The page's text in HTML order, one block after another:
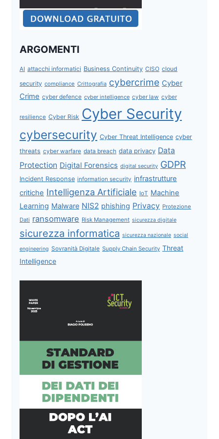
ARGOMENTI
AI attacchi informatici Business Continuity CISO cloud
security compliance Crittografia cybercrime Cyber
Crime cyber defence cyber intelligence cyber law cyber
resilience Cyber Risk Cyber Security
cybersecurity Cyber Threat Intelligence cyber
threats cyber warfare data breach data privacy Data
Protection Digital Forensics digital security GDPR
Incident Response information security infrastrutture
critiche Intelligenza Artificiale IoT Machine
Learning Malware NIS2 phishing Privacy Protezione
Dati ransomware Risk Management sicurezza digitale
sicurezza informatica sicurezza nazionale social
engineering Sovranità Digitale Supply Chain Security Threat
Intelligence